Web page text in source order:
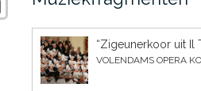
“Zigeunerkoor uit Il
VOLENDAMS OPERA